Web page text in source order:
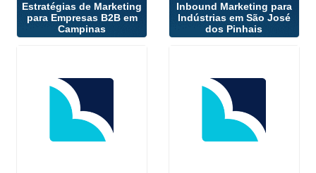
Estratégias de Marketing
para Empresas B2B em
Campinas
Inbound Marketing para
Indústrias em São José
dos Pinhais